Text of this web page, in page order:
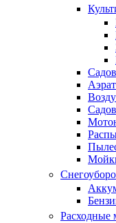
Расходные